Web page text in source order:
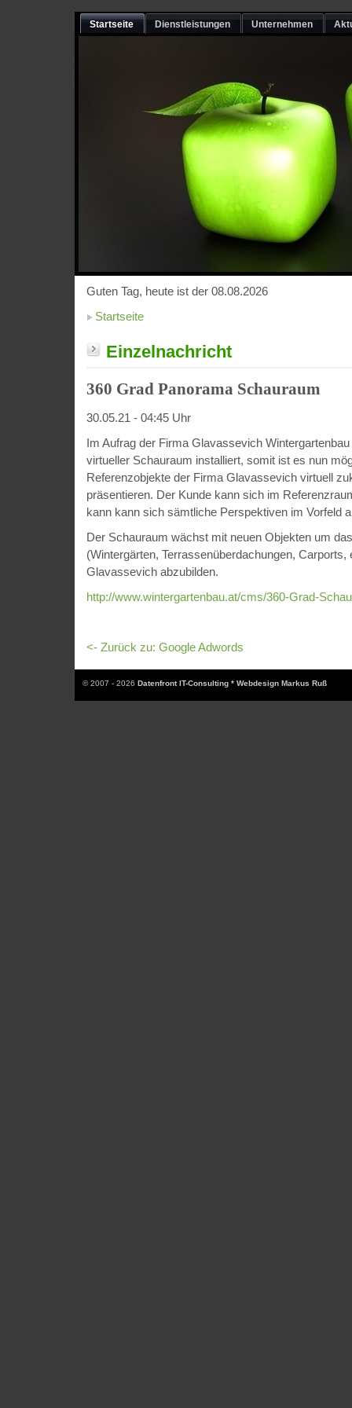
Startseite Dienstleistungen Unternehmen
Guten Tag, heute ist der 08.08.2026
Startseite
Einzelnachricht
360 Grad Panorama Schauraum
30.05.21 - 04:45 Uhr
Im Aufrag der Firma Glavassevich
virtueller Schauraum installiert, somit ist es nun
Referenzobjekte der Firma Glavassevich virtuell
präsentieren. Der Kunde kann sich im
kann kann sich sämtliche Perspektiven im Vorfeld
Der Schauraum wächst mit neuen Objekten um
(Wintergärten, Terrassenüberdachungen, Carports,
Glavassevich abzubilden.
http://www.wintergartenbau.at/cms/360-Grad-
<- Zurück zu: Google Adwords
© 2007 - 2026 Datenfront IT-Consulting * Webdesign Markus Ruß